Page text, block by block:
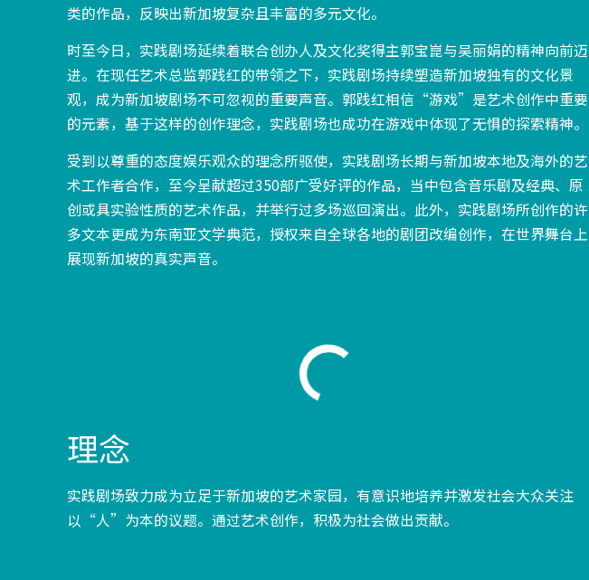
类的作品，反映出新加坡复杂且丰富的多元文化。
时至今日，实践剧场延续着联合创办人及文化奖得主郭宝崑与吴丽娟的精神向前迈
进。在现任艺术总监郭践红的带领之下，实践剧场持续塑造新加坡独有的文化景
观，成为新加坡剧场不可忽视的重要声音。郭践红相信“游戏”是艺术创作中重要
的元素，基于这样的创作理念，实践剧场也成功在游戏中体现了无惧的探索精神。
受到以尊重的态度娱乐观众的理念所驱使，实践剧场长期与新加坡本地及海外的艺
术工作者合作，至今呈献超过350部广受好评的作品，当中包含音乐剧及经典、原
创或具实验性质的艺术作品，并举行过多场巡回演出。此外，实践剧场所创作的许
多文本更成为东南亚文学典范，授权来自全球各地的剧团改编创作，在世界舞台上
展现新加坡的真实声音。
理念
实践剧场致力成为立足于新加坡的艺术家园，有意识地培养并激发社会大众关注
以“人”为本的议题。通过艺术创作，积极为社会做出贡献。